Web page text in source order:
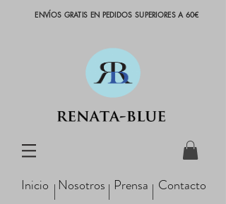
ENVÍOS GRATIS EN PEDIDOS SUPERIORES A 60€
Inicio Nosotros Prensa Contacto